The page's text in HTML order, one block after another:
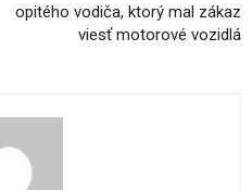
opitého vodiča, ktorý mal zákaz
viesť motorové vozidlá